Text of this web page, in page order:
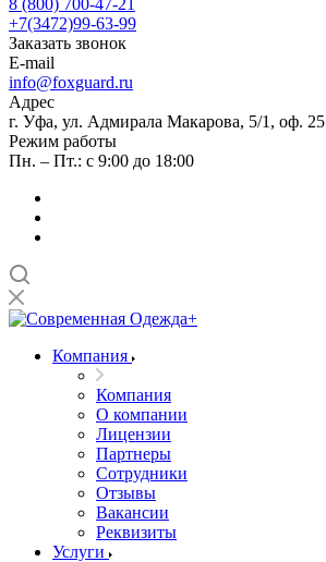
8 (800) 700-47-21
+7(3472)99-63-99
Заказать звонок
E-mail
info@foxguard.ru
Адрес
г. Уфа, ул. Адмирала Макарова, 5/1, оф. 25
Режим работы
Пн. – Пт.: с 9:00 до 18:00
Компания
Компания
О компании
Лицензии
Партнеры
Сотрудники
Отзывы
Вакансии
Реквизиты
Услуги